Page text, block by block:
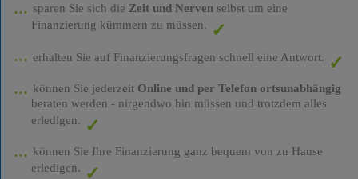
sparen Sie sich die Zeit und Nervenselbst um eine
Finanzierung kümmern zu müssen.
erhalten Sie auf Finanzierungsfragen schnell eine Antwort.
können Sie jederzeit Online und per Telefon ortsunabhängig
beraten werden - nirgendwo hin müssen und trotzdem alles
erledigen.
können Sie Ihre Finanzierung ganz bequem von zu Hause
erledigen.